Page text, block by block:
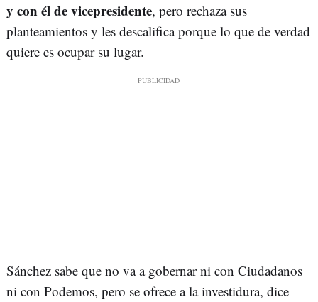
y con él de vicepresidente, pero rechaza sus
planteamientos y les descalifica porque lo que de verdad
quiere es ocupar su lugar.
Sánchez sabe que no va a gobernar ni con Ciudadanos
ni con Podemos, pero se ofrece a la investidura, dice